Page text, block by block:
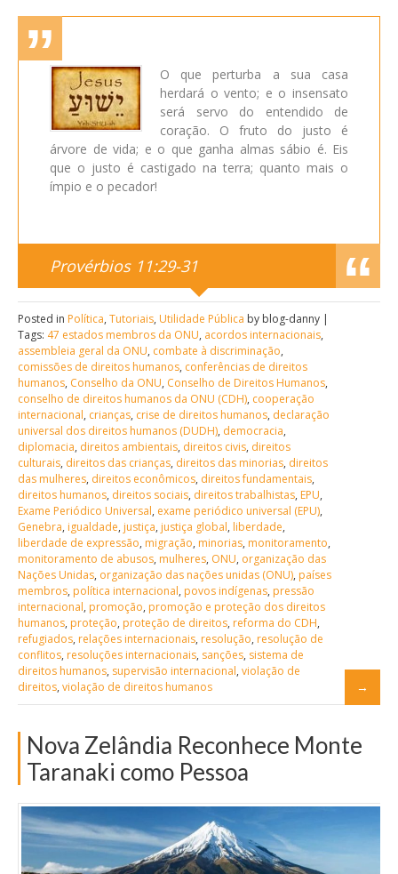
O que perturba a sua casa
herdará o vento; e o insensato
será servo do entendido de
coração. O fruto do justo é
árvore de vida; e o que ganha almas sábio é. Eis
que o justo é castigado na terra; quanto mais o
ímpio e o pecador!
Provérbios 11:29-31
Posted in Política, Tutoriais, Utilidade Pública by blog-danny |
Tags: 47 estados membros da ONU, acordos internacionais,
assembleia geral da ONU, combate à discriminação,
comissões de direitos humanos, conferências de direitos
humanos, Conselho da ONU, Conselho de Direitos Humanos,
conselho de direitos humanos da ONU (CDH), cooperação
internacional, crianças, crise de direitos humanos, declaração
universal dos direitos humanos (DUDH), democracia,
diplomacia, direitos ambientais, direitos civis, direitos
culturais, direitos das crianças, direitos das minorias, direitos
das mulheres, direitos econômicos, direitos fundamentais,
direitos humanos, direitos sociais, direitos trabalhistas, EPU,
Exame Periódico Universal, exame periódico universal (EPU),
Genebra, igualdade, justiça, justiça global, liberdade,
liberdade de expressão, migração, minorias, monitoramento,
monitoramento de abusos, mulheres, ONU, organização das
Nações Unidas, organização das nações unidas (ONU), países
membros, política internacional, povos indígenas, pressão
internacional, promoção, promoção e proteção dos direitos
humanos, proteção, proteção de direitos, reforma do CDH,
refugiados, relações internacionais, resolução, resolução de
conflitos, resoluções internacionais, sanções, sistema de
direitos humanos, supervisão internacional, violação de
direitos, violação de direitos humanos
Nova Zelândia Reconhece Monte
Taranaki como Pessoa